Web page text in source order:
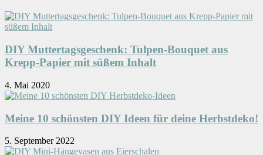
DIY Muttertagsgeschenk: Tulpen-Bouquet aus
Krepp-Papier mit süßem Inhalt
4. Mai 2020
Meine 10 schönsten DIY Ideen für deine Herbstdeko!
5. September 2022